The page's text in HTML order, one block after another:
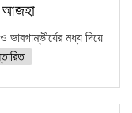
আজহা
মধ্য দিয়ে